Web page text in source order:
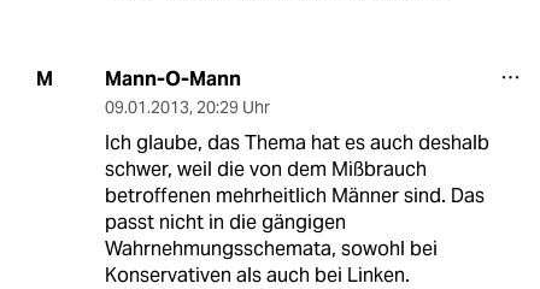
M Mann-O-Mann
09.01.2013, 20:29 Uhr
Ich glaube, das Thema hat es auch deshalb
schwer, weil die von dem Mißbrauch
betroffenen mehrheitlich Männer sind. Das
passt nicht in die gängigen
Wahrnehmungsschemata, sowohl bei
Konservativen als auch bei Linken.